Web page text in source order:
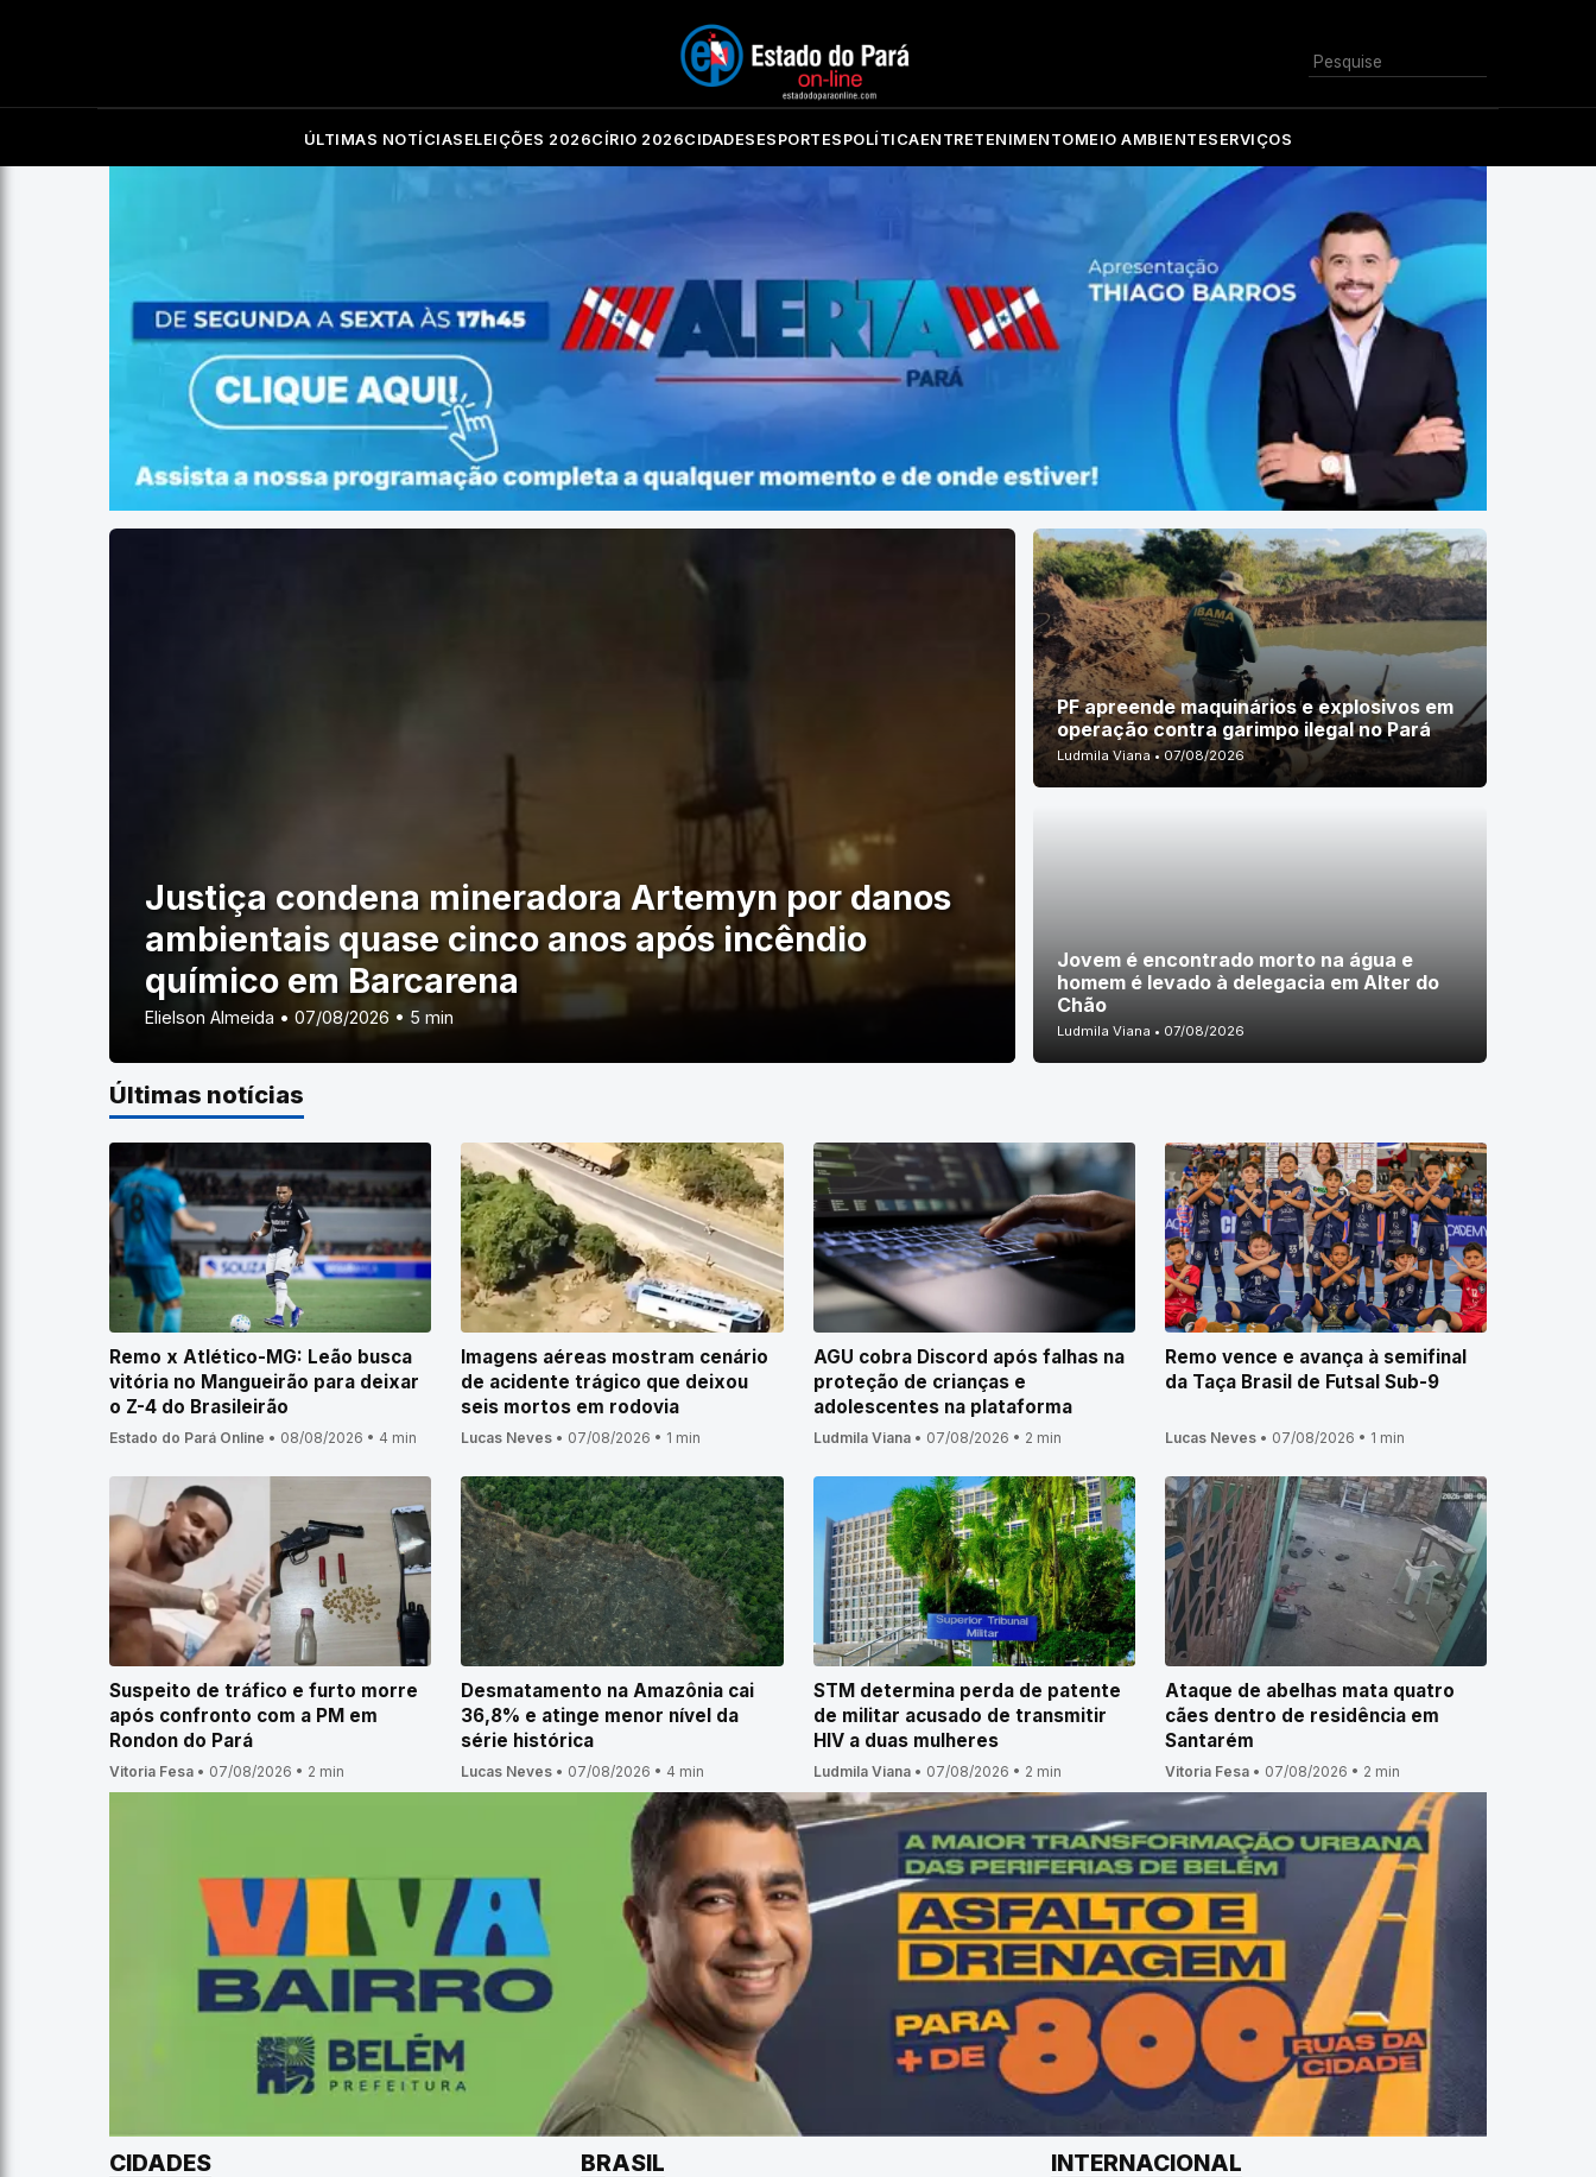
Buscar
ÚLTIMAS NOTÍCIAS ELEIÇÕES 2026CÍRIO 2026CIDADES ESPORTES POLÍTICAENTRETENIMENTOMEIO AMBIENTESERVIÇOS
Justiça condena mineradora Artemyn por danos
ambientais quase cinco anos após incêndio
químico em Barcarena
Elielson Almeida • 07/08/2026 • 5 min
PF apreende maquinários e explosivos em
operação contra garimpo ilegal no Pará
Ludmila Viana • 07/08/2026
Jovem é encontrado morto na água e
homem é levado à delegacia em Alter do
Chão
Ludmila Viana • 07/08/2026
Últimas notícias
Remo x Atlético-MG: Leão busca
vitória no Mangueirão para deixar
o Z-4 do Brasileirão
Estado do Pará Online • 08/08/2026 • 4 min
Imagens aéreas mostram cenário
de acidente trágico que deixou
seis mortos em rodovia
Lucas Neves • 07/08/2026 • 1 min
AGU cobra Discord após falhas na
proteção de crianças e
adolescentes na plataforma
Ludmila Viana• 07/08/2026 • 2 min
Remo vence e avança à semifinal
da Taça Brasil de Futsal Sub-9
Lucas Neves• 07/08/2026 • 1 min
Suspeito de tráfico e furto morre
após confronto com a PM em
Rondon do Pará
Vitoria Fesa • 07/08/2026 • 2 min
Desmatamento na Amazônia cai
36,8% e atinge menor nível da
série histórica
Lucas Neves • 07/08/2026 • 4 min
STM determina perda de patente
de militar acusado de transmitir
HIV a duas mulheres
Ludmila Viana• 07/08/2026 • 2 min
Ataque de abelhas mata quatro
cães dentro de residência em
Santarém
Vitoria Fesa• 07/08/2026 • 2 min
CIDADES BRASIL INTERNACIONAL